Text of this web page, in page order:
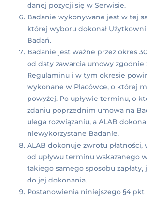
danej pozycji się w Serwisie.
Badanie wykonywane jest w tej
której wyboru dokonał
Badań.
Badanie jest ważne przez okres
od daty zawarcia umowy zgodnie
Regulaminu i w tym okresie
wykonane w Placówce, o której
powyżej. Po upływie terminu, o
zdaniu poprzednim umowa na
ulega rozwiązaniu, a ALAB
niewykorzystane Badanie.
ALAB dokonuje zwrotu płatności,
od upływu terminu wskazanego
takiego samego sposobu zapłaty,
do jej dokonania.
Postanowienia niniejszego §4 pkt